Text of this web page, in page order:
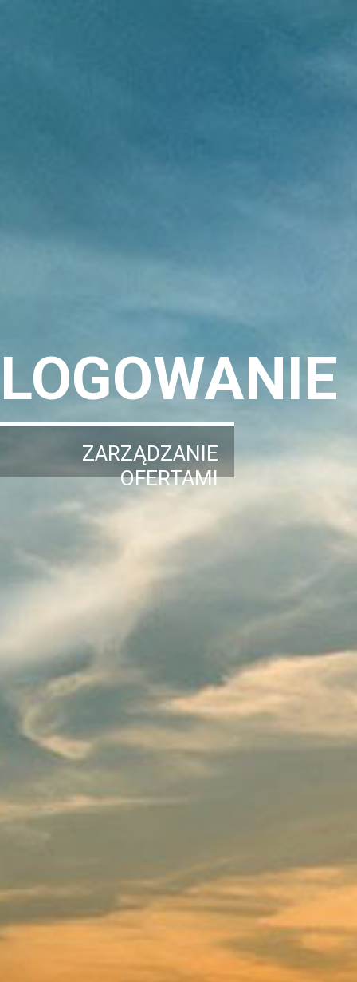
LOGOWANIE
ZARZĄDZANIE
OFERTAMI